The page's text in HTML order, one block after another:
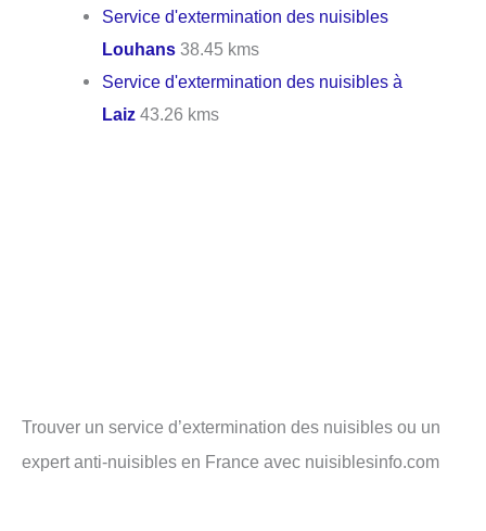
Service d'extermination des nuisibles
Louhans 38.45 kms
Service d'extermination des nuisibles à
Laiz 43.26 kms
Trouver un service d’extermination des nuisibles ou un
expert anti-nuisibles en France avec nuisiblesinfo.com